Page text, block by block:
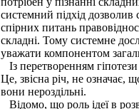
системний підхід дозволив
спірних питань
складні. Тому системне
уважати компонентом
Із перетворенням
Це, звісна річ, не означає,
вони нероздільні.
Відомо, що роль ідеї в